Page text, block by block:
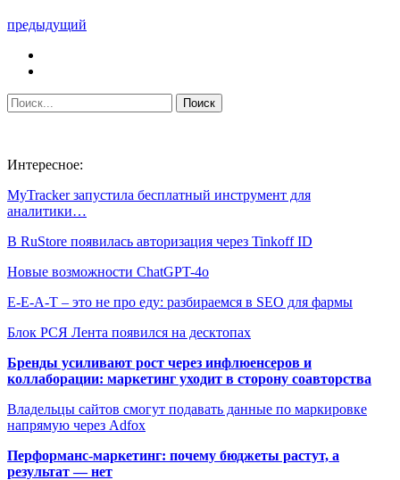
предыдущий
Интересное:
MyTracker запустила бесплатный инструмент для
аналитики…
В RuStore появилась авторизация через Tinkoff ID
Новые возможности ChatGPT-4o
E-E-A-T – это не про еду: разбираемся в SEO для фармы
Блок РСЯ Лента появился на десктопах
Бренды усиливают рост через инфлюенсеров и
коллаборации: маркетинг уходит в сторону соавторства
Владельцы сайтов смогут подавать данные по маркировке
напрямую через Adfox
Перформанс-маркетинг: почему бюджеты растут, а
результат — нет